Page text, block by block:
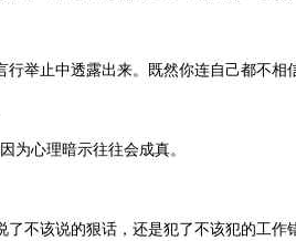
举止中透露出来。既然你连自己都不相
心理暗示往往会成真。
该说的狠话，还是犯了不该犯的工作